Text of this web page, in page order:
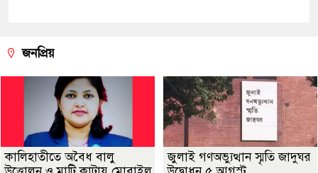
জনপ্রিয়
কালিহাতীতে অবৈধ বালু
জুলাই গণঅভ্যুত্থান স্মৃতি জাদুঘর